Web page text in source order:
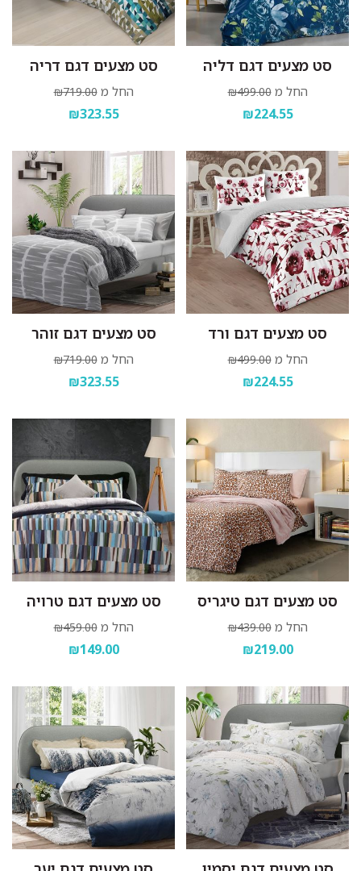
סט מצעים דגם דליה
החל מ ₪499.00
₪224.55
סט מצעים דגם דריה
החל מ ₪719.00
₪323.55
סט מצעים דגם ורד
החל מ ₪499.00
₪224.55
סט מצעים דגם זוהר
החל מ ₪719.00
₪323.55
סט מצעים דגם טיגריס
החל מ ₪439.00
₪219.00
סט מצעים דגם טרויה
החל מ ₪459.00
₪149.00